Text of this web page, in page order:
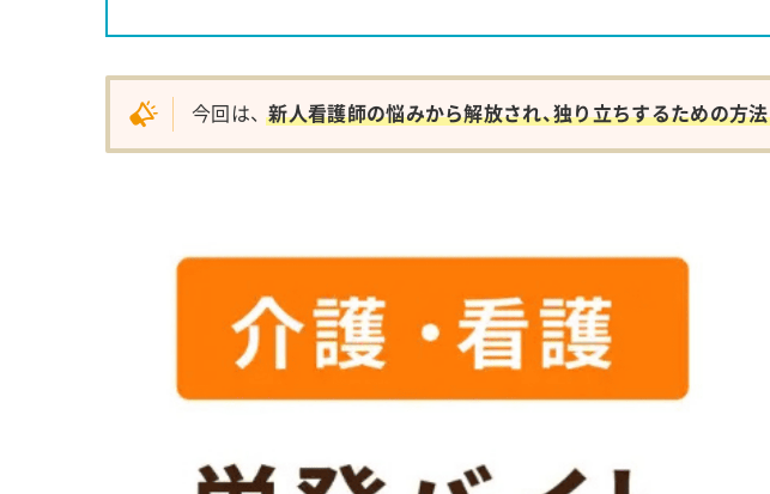
今回は、 新人看護師の悩みから解放され、独り立ちするための方法